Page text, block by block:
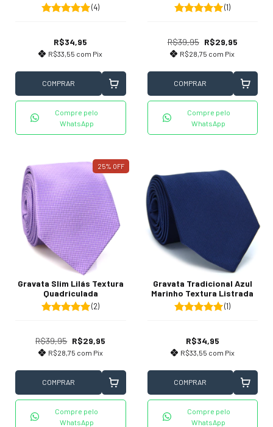
(4)
R$34,95
R$33,55 com Pix
COMPRAR
Compre pelo
WhatsApp
(1)
R$39,95 R$29,95
R$28,75 com Pix
COMPRAR
Compre pelo
WhatsApp
25% OFF
Gravata Slim Lilás Textura
Quadriculada
(2)
R$39,95 R$29,95
R$28,75 com Pix
COMPRAR
Compre pelo
WhatsApp
Gravata Tradicional Azul
Marinho Textura Listrada
(1)
R$34,95
R$33,55 com Pix
COMPRAR
Compre pelo
WhatsApp